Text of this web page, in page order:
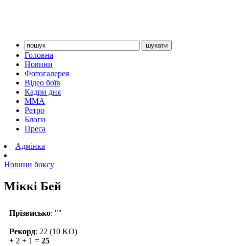
Головна
Новини
Фотогалерея
Відео боїв
Кадри дня
ММА
Ретро
Блоги
Преса
Адмінка
Новини боксу
Міккі Бей
Прізвисько: ""
Рекорд: 22 (10 KO)
+ 2 + 1 = 25